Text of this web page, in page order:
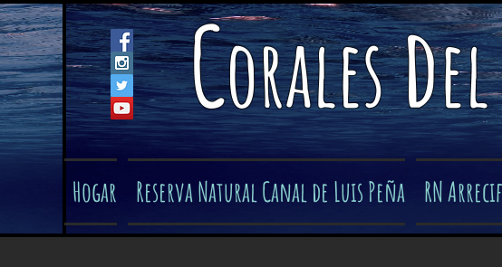
Coralesd
Hogar Reserva Natural Canal de Luis Peña RN